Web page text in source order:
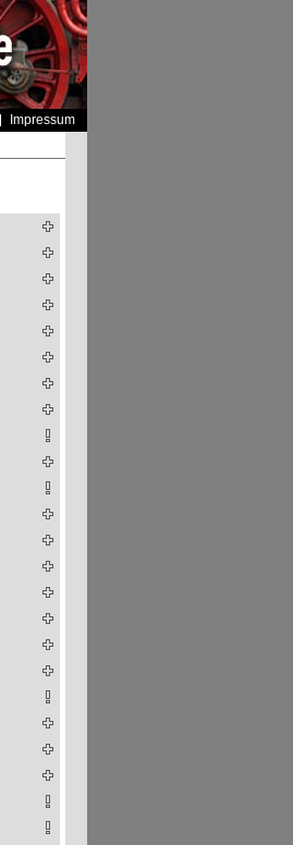
Impressum